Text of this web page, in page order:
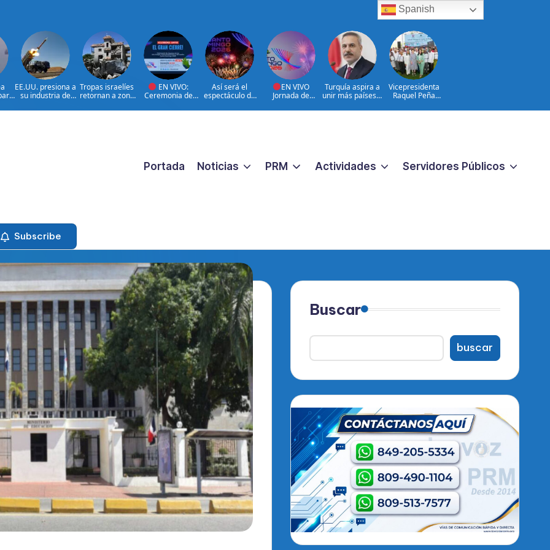
EE.UU. presiona a
su industria de
armamento
Tropas israelíes
retornan a zona
Líbano
EN VIVO:
Ceremonia de
XXV Juegos
Así será el
espectáculo de
Juegos
EN VIVO
Jornada de
Juegos
Turquía aspira a
unir más países a
Meca
Vicepresidenta
Raquel Peña
títulos de
Portada Noticias PRM Actividades Servidores Públicos
Subscribe
Buscar
buscar
Spanish